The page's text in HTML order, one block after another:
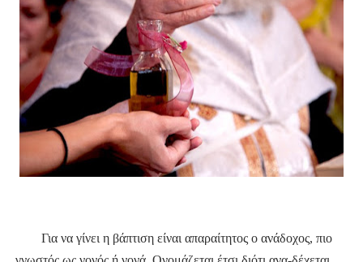
Για να γίνει η βάπτιση είναι απαραίτητος ο ανάδοχος, πιο